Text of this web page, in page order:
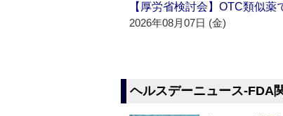
【厚労省検討会】OTC類似
2026年08月07日 (金)
ヘルスデーニュース‐FDA